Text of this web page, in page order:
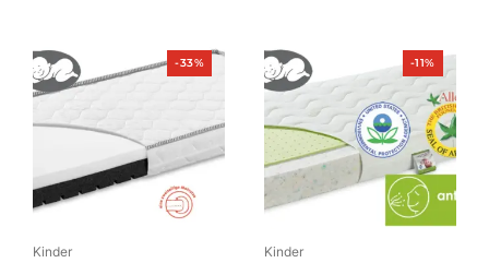
-33%Produkt
im
Kinder
-11%Produkt
im
Angebot
Kinder